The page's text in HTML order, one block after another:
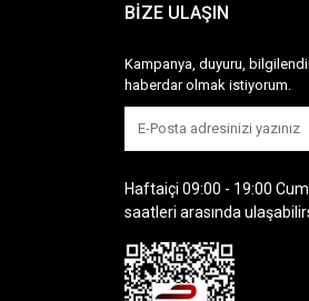
BİZE ULAŞIN
Kampanya, duyuru,
haberdar olmak istiyorum.
Haftaiçi 09:00 - 19:00
saatleri arasında